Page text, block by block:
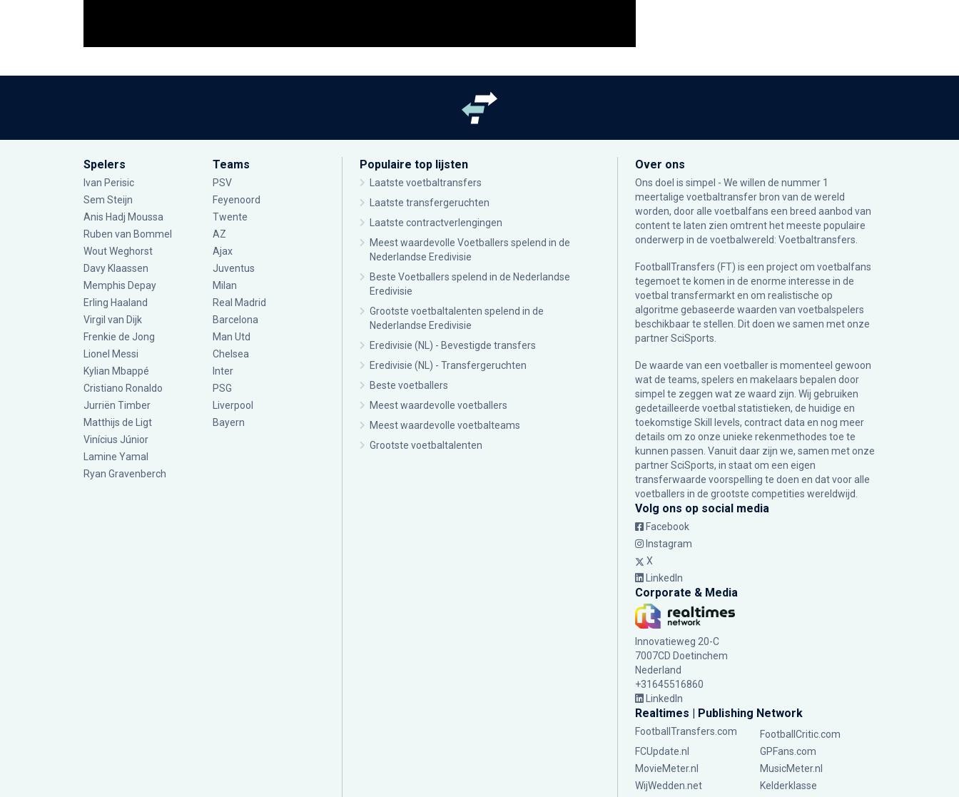
Spelers
Ivan Perisic
Sem Steijn
Anis Hadj Moussa
Ruben van Bommel
Wout Weghorst
Davy Klaassen
Memphis Depay
Erling Haaland
Virgil van Dijk
Frenkie de Jong
Lionel Messi
Kylian Mbappé
Cristiano Ronaldo
Jurriën Timber
Matthijs de Ligt
Vinícius Júnior
Lamine Yamal
Ryan Gravenberch
Teams
PSV
Feyenoord
Twente
AZ
Ajax
Juventus
Milan
Real Madrid
Barcelona
Man Utd
Chelsea
Inter
PSG
Liverpool
Bayern
Populaire top lijsten
Laatste voetbaltransfers
Laatste transfergeruchten
Laatste contractverlengingen
Meest waardevolle Voetballers spelend in de
Nederlandse Eredivisie
Beste Voetballers spelend in de Nederlandse
Eredivisie
Grootste voetbaltalenten spelend in de
Nederlandse Eredivisie
Eredivisie (NL) - Bevestigde transfers
Eredivisie (NL) - Transfergeruchten
Beste voetballers
Meest waardevolle voetballers
Meest waardevolle voetbalteams
Grootste voetbaltalenten
Over ons
Ons doel is simpel - We willen de nummer 1
meertalige voetbaltransfer bron van de wereld
worden, door alle voetbalfans een breed aanbod van
content te laten zien omtrent het meeste populaire
onderwerp in de voetbalwereld: Voetbaltransfers.
FootballTransfers (FT) is een project om voetbalfans
tegemoet te komen in de enorme interesse in de
voetbal transfermarkt en om realistische op
algoritme gebaseerde waarden van voetbalspelers
beschikbaar te stellen. Dit doen we samen met onze
partnerSciSports
De waarde van een voetballer is momenteel gewoon
wat de teams, spelers en makelaars bepalen door
simpel te zeggen wat ze waard zijn. Wij gebruiken
gedetailleerde voetbal statistieken, de huidige en
toekomstige Skill levels, contract data en nog meer
details om zo onze unieke rekenmethodes toe te
kunnen passen. Vanuit daar zijn we, samen met onze
partner SciSports, in staat om een eigen
transferwaarde voorspelling te doen en dat voor alle
voetballers in de grootste competities wereldwijd.
Volg ons op social media
Facebook
Instagram
X
LinkedIn
Corporate & Media
Innovatieweg 20-C
7007CD Doetinchem
Nederland
+31645516860
LinkedIn
Realtimes | Publishing Network
FootballTransfers.com
FootballCritic.com
FCUpdate.nl
GPFans.com
MovieMeter.nl
MusicMeter.nl
WijWedden.net
Kelderklasse